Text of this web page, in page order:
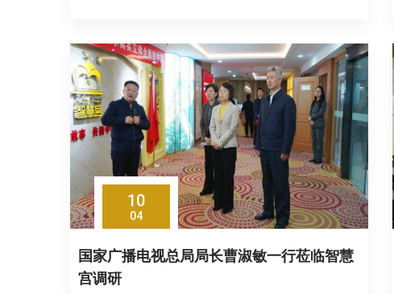
10
04
国家广播电视总局局长曹淑敏一行莅临智慧
宫调研